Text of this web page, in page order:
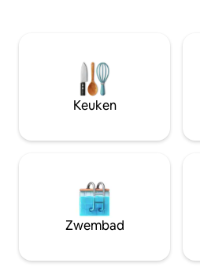
pooltafel Gastronomische ruimte
Amerikaanse barbecue. Enorme
pool met uitzicht op zee.
Keuken
Zwembad